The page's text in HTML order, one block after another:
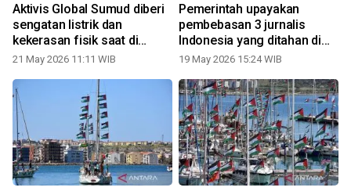
Aktivis Global Sumud diberi
sengatan listrik dan
kekerasan fisik saat di
tahanan Israel
21 May 2026 11:11 WIB
Pemerintah upayakan
pembebasan 3 jurnalis
Indonesia yang ditahan di
Israel
19 May 2026 15:24 WIB